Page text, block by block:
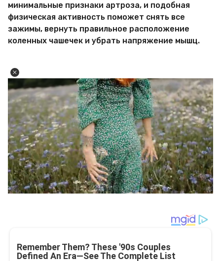
минимальные признаки артроза, и подобная
физическая активность поможет снять все
зажимы, вернуть правильное расположение
коленных чашечек и убрать напряжение мышц.